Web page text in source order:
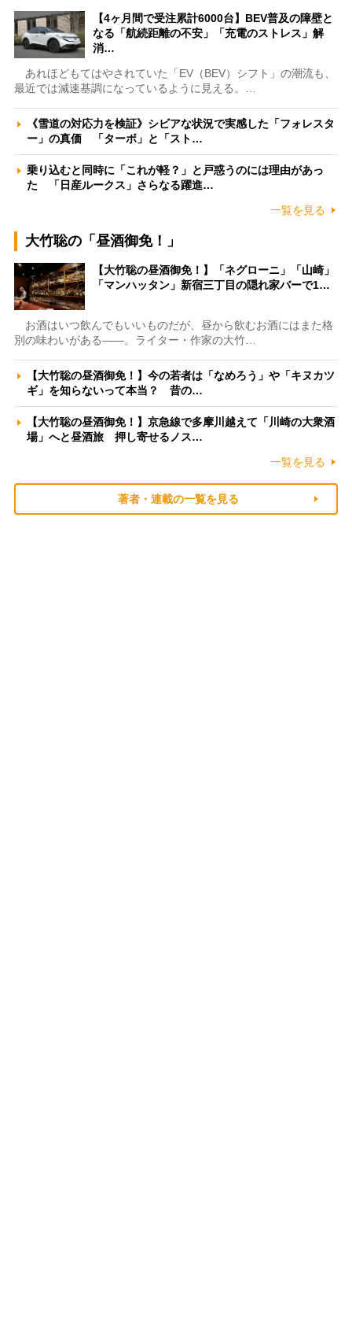
【4ヶ月間で受注累計6000台】BEV普及の障壁と
なる「航続距離の不安」「充電のストレス」解
消…
あれほどもてはやされていた「EV（BEV）シフト」の潮流も、
最近では減速基調になっているように見える。…
《雪道の対応力を検証》シビアな状況で実感した「フォレスタ
ー」の真価 「ターボ」と「スト…
乗り込むと同時に「これが軽？」と戸惑うのには理由があっ
た 「日産ルークス」さらなる躍進…
一覧を見る
大竹聡の「昼酒御免！」
【大竹聡の昼酒御免！】「ネグローニ」「山崎」
「マンハッタン」新宿三丁目の隠れ家バーで1…
お酒はいつ飲んでもいいものだが、昼から飲むお酒にはまた格
別の味わいがある――。ライター・作家の大竹…
【大竹聡の昼酒御免！】今の若者は「なめろう」や「キヌカツ
ギ」を知らないって本当？ 昔の…
【大竹聡の昼酒御免！】京急線で多摩川越えて「川崎の大衆酒
場」へと昼酒旅 押し寄せるノス…
一覧を見る
著者・連載の一覧を見る